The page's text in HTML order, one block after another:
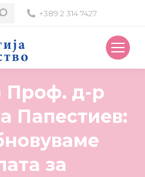
+389 2 314 7427
д-р
Папестиев:
за